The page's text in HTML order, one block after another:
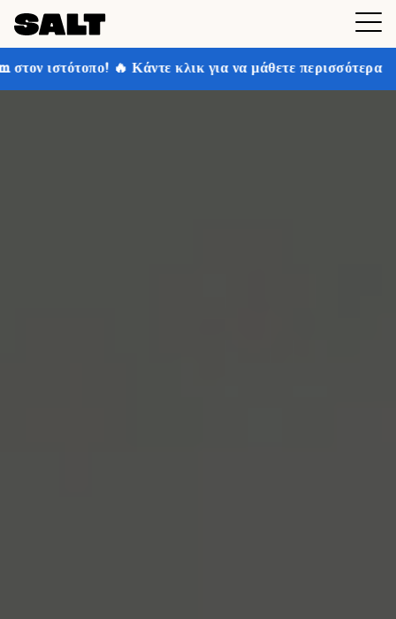
κλικ για να μάθετε περισσότερα Κερδίστε έως